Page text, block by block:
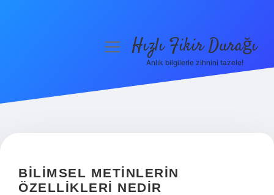
Hakkımızda
menüyüHızlı Fikir Durağı
Anlık bilgilerle zihnini tazele!
BILIMSEL METINLERIN
ÖZELLIKLERI NEDIR